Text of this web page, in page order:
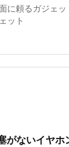
に頼るガジェ
ット
がないイヤ